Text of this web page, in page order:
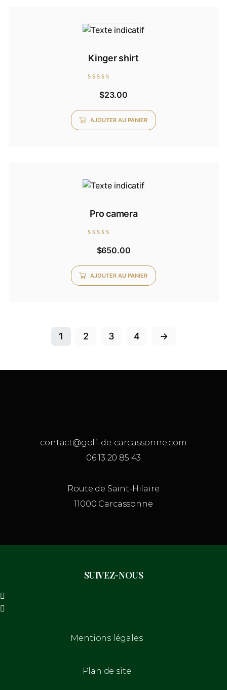
Kinger shirt
5
$23.00
AJOUTER AU PANIER
Pro camera
5
$650.00
AJOUTER AU PANIER
1 2 3 4 →
contact@golf-de-carcassonne.com
06 13 20 85 43
Route de Saint-Hilaire
11000 Carcassonne
SUIVEZ-NOUS
Mentions légales
Plan de site